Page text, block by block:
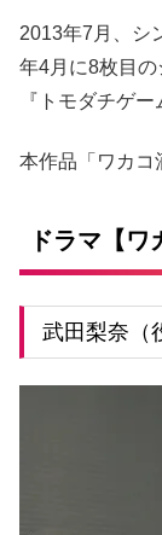
2013年7月、シ
年4月に8枚目
『トモダチゲ
本作品「ワカコ
ドラマ【ワ
武田梨奈（